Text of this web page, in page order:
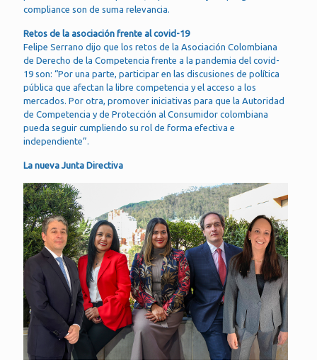
compliance son de suma relevancia.
Retos de la asociación frente al covid-19
Felipe Serrano dijo que los retos de la Asociación Colombiana
de Derecho de la Competencia frente a la pandemia del covid-
19 son: “Por una parte, participar en las discusiones de política
pública que afectan la libre competencia y el acceso a los
mercados. Por otra, promover iniciativas para que la Autoridad
de Competencia y de Protección al Consumidor colombiana
pueda seguir cumpliendo su rol de forma efectiva e
independiente”.
La nueva Junta Directiva